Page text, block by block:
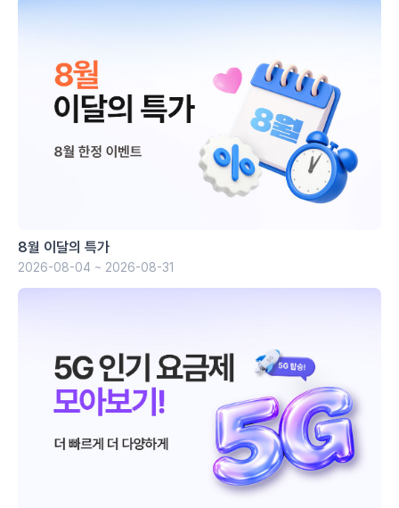
8월 이달의 특가
2026-08-04 ~ 2026-08-31